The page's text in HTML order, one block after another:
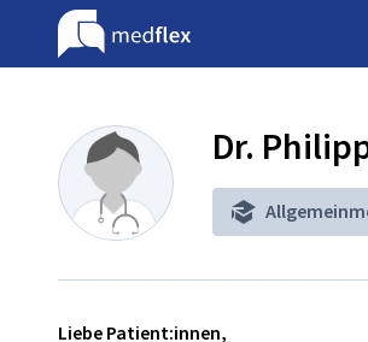
Dr.
Liebe Patient:innen,